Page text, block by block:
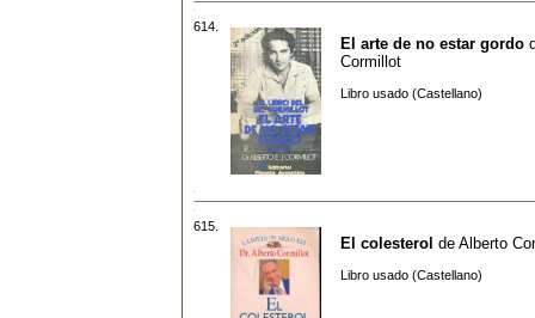
614.
El arte de no estar gordo
Cormillot
Libro usado (Castellano)
615.
El colesterol de Alberto
Libro usado (Castellano)